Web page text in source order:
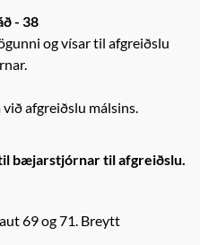
- 38
og vísar til afgreiðslu
afgreiðslu málsins.
bæjarstjórnar til afgreiðslu.
69 og 71. Breytt